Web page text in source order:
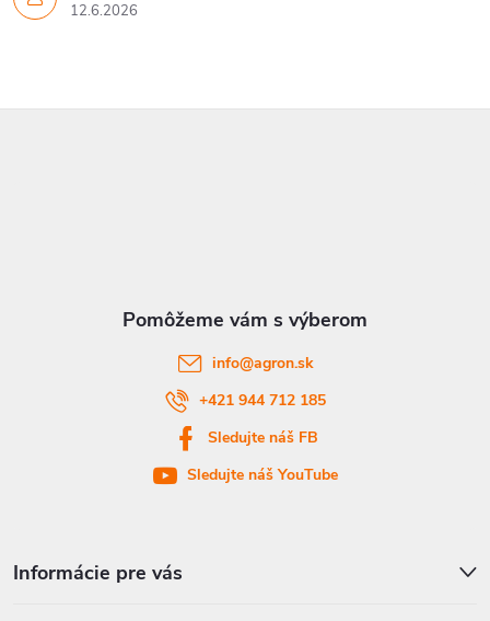
12.6.2026
Informácie pre vás
info@agron.sk
+421 944 712 185
Sledujte náš FB
Sledujte náš YouTube